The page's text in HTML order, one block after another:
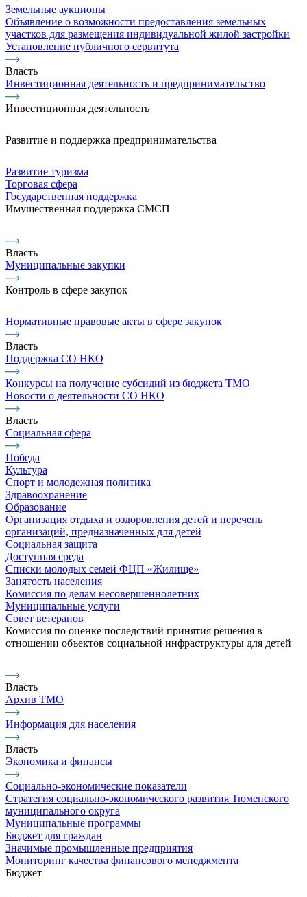
Земельные аукционы
Объявление о возможности предоставления земельных
участков для размещения индивидуальной жилой застройки
Установление публичного сервитута
Власть
Инвестиционная деятельность и предпринимательство
Инвестиционная деятельность
Развитие и поддержка предпринимательства
Развитие туризма
Торговая сфера
Государственная поддержка
Имущественная поддержка СМСП
Власть
Муниципальные закупки
Контроль в сфере закупок
Нормативные правовые акты в сфере закупок
Власть
Поддержка СО НКО
Конкурсы на получение субсидий из бюджета ТМО
Новости о деятельности СО НКО
Власть
Социальная сфера
Победа
Культура
Спорт и молодежная политика
Здравоохранение
Образование
Организация отдыха и оздоровления детей и перечень
организаций, предназначенных для детей
Социальная защита
Доступная среда
Списки молодых семей ФЦП «Жилище»
Занятость населения
Комиссия по делам несовершеннолетних
Муниципальные услуги
Совет ветеранов
Комиссия по оценке последствий принятия решения в
отношении объектов социальной инфраструктуры для детей
Власть
Архив ТМО
Информация для населения
Власть
Экономика и финансы
Социально-экономические показатели
Стратегия социально-экономического развития Тюменского
муниципального округа
Муниципальные программы
Бюджет для граждан
Значимые промышленные предприятия
Мониторинг качества финансового менеджмента
Бюджет